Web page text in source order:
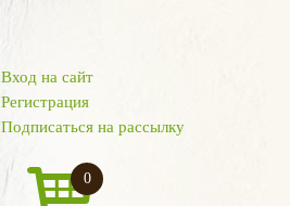
Вход на сайт
Регистрация
Подписаться на рассылку
0